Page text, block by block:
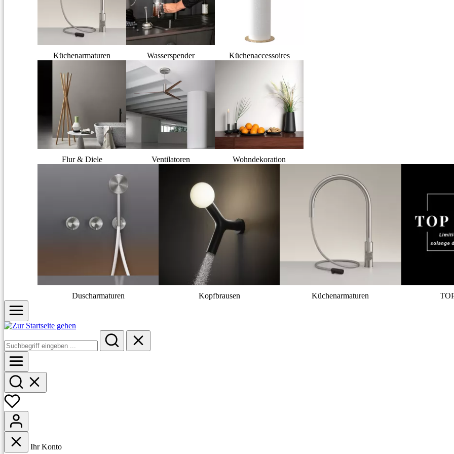
Küchenarmaturen Wasserspender Küchenaccessoires
Flur & Diele Ventilatoren Wohndekoration
Duscharmaturen Kopfbrausen Küchenarmaturen
Ihr Konto